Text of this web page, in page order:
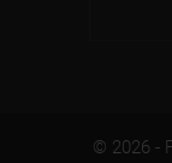
© 2026 -